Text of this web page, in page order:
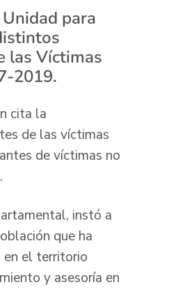
para
las Víctimas
2019.
cita la
de las víctimas
de víctimas no
instó a
que ha
en el territorio
y asesoría en